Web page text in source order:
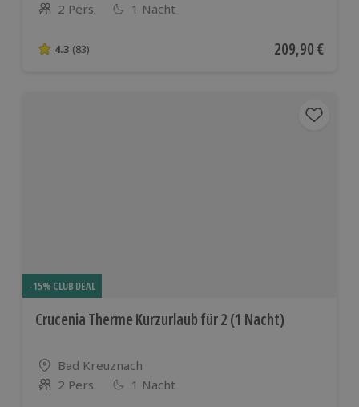
Anzahl der Teilnehmer
2 Pers. 1 Nacht
4.3 von 5 Sternen basierend auf 83 Bewertungen
4.3 (83) Aktueller Preis
209,90 €
-15% CLUB DEAL
Crucenia Therme Kurzurlaub für 2 (1 Nacht)
Standort
Bad Kreuznach
Anzahl der Teilnehmer
2 Pers. 1 Nacht